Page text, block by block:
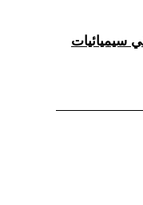
سيميائيات